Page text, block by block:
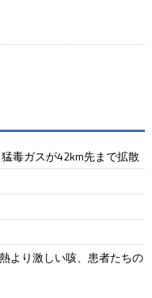
毒ガスが42km先まで拡散
より激しい咳、患者たちの